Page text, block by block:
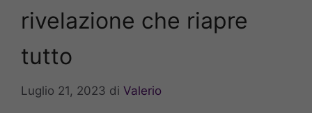
rivelazione che riapre
tutto
Luglio 21, 2023 di Valerio